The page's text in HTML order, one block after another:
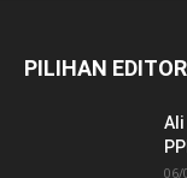
PILIHAN EDITOR
Ali
06/